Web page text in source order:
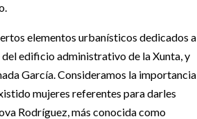
elementos urbanísticos dedicados a
del edificio administrativo de la Xunta, y
García. Consideramos la importancia
mujeres referentes para darles
Rodríguez, más conocida como